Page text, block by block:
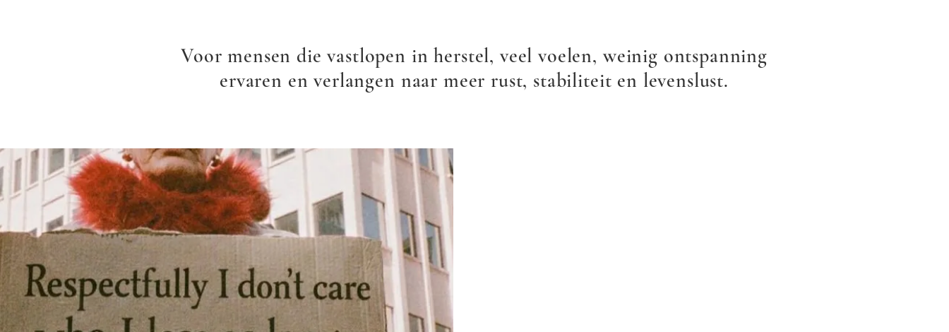
Voor mensen die vastlopen in herstel, veel voelen, weinig ontspanning
ervaren en verlangen naar meer rust, stabiliteit en levenslust.